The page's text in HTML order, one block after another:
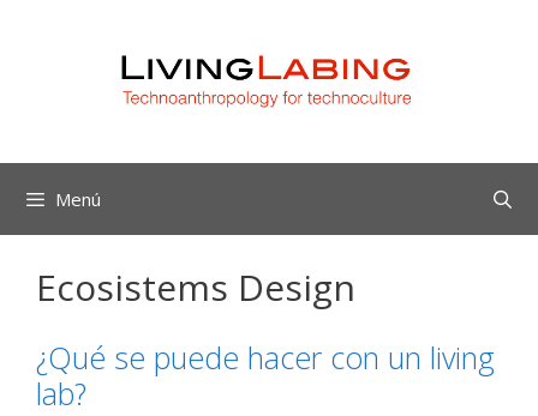
Menú
Ecosistems Design
¿Qué se puede hacer con un living
lab?